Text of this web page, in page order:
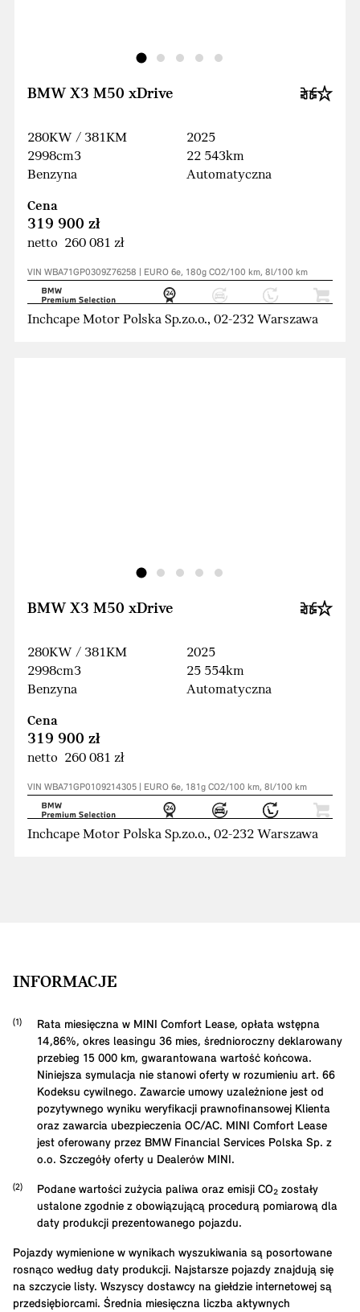
BMW X3 M50 xDrive
280KW / 381KM
2998cm3
Benzyna
2025
22 543km
Automatyczna
Cena
319 900 zł
netto 260 081 zł
VIN WBA71GP0309Z76258 | EURO 6e, 180g CO2/100 km, 8l/100 km
Inchcape Motor Polska Sp.zo.o., 02-232 Warszawa
BMW X3 M50 xDrive
280KW / 381KM
2998cm3
Benzyna
2025
25 554km
Automatyczna
Cena
319 900 zł
netto 260 081 zł
VIN WBA71GP0109214305 | EURO 6e, 181g CO2/100 km, 8l/100 km
Inchcape Motor Polska Sp.zo.o., 02-232 Warszawa
INFORMACJE
Rata miesięczna w MINI Comfort Lease, opłata wstępna
14,86%, okres leasingu 36 mies, średnioroczny deklarowany
przebieg 15 000 km, gwarantowana wartość końcowa.
Niniejsza symulacja nie stanowi oferty w rozumieniu art. 66
Kodeksu cywilnego. Zawarcie umowy uzależnione jest od
pozytywnego wyniku weryfikacji prawnofinansowej Klienta
oraz zawarcia ubezpieczenia OC/AC. MINI Comfort Lease
jest oferowany przez BMW Financial Services Polska Sp. z
o.o. Szczegóły oferty u Dealerów MINI.
Podane wartości zużycia paliwa oraz emisji CO₂ zostały
ustalone zgodnie z obowiązującą procedurą pomiarową dla
daty produkcji prezentowanego pojazdu.
Pojazdy wymienione w wynikach wyszukiwania są posortowane
rosnąco według daty produkcji. Najstarsze pojazdy znajdują się
na szczycie listy. Wszyscy dostawcy na giełdzie internetowej są
przedsiębiorcami. Średnia miesięczna liczba aktywnych